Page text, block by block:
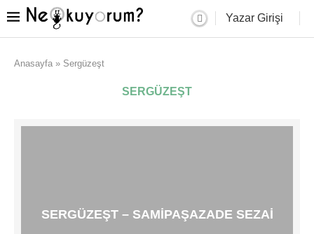
Yazar Girişi
Anasayfa » Sergüzeşt
SERGÜZEŞT
SERGÜZEŞT – SAMIPAŞAZADE SEZAI